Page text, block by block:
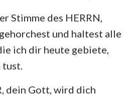
Stimme des HERRN,
und haltest alle
ich dir heute gebiete,
dein Gott, wird dich